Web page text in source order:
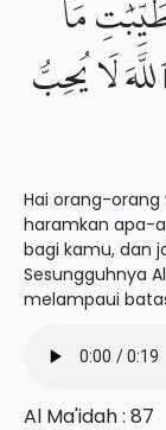
طَيِّبَٰتِ مَآ
لَا يُحِبُّ
Hai orang-
haramkan apa-
bagi kamu, dan
Sesungguhnya
melampaui
Al Ma'idah : 87